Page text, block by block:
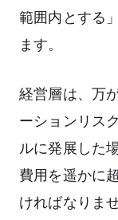
範囲内とする
ます。
経営層は、万
ーションリス
ルに発展した
費用を遥かに
ければなりま